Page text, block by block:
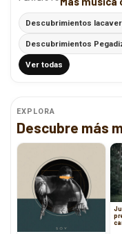
Descubrimientos
Descubrimientos
Ver todas
EXPLORA
Descubre más